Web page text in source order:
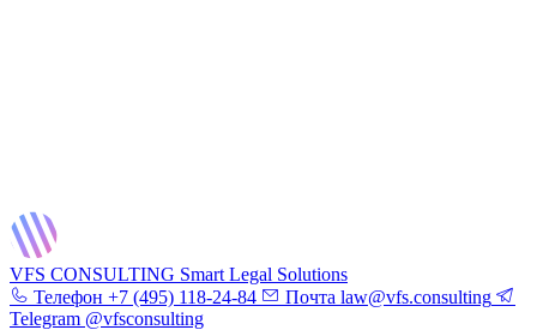
VFS CONSULTING Smart Legal Solutions
Телефон +7 (495) 118-24-84 Почта law@vfs.consulting
Telegram @vfsconsulting